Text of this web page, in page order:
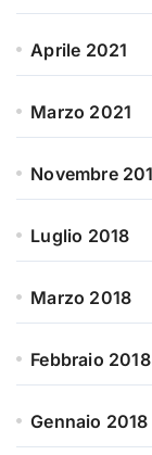
Aprile 2021
Marzo 2021
Novembre
Luglio 2018
Marzo 2018
Febbraio 2018
Gennaio 2018